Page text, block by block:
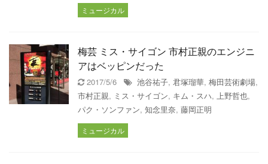
ミュージカル
梅芸 ミス・サイゴン 市村正親のエンジニ
アはベッピンだった
2017/5/6 池谷祐子, 君塚瑠華, 梅田芸術劇場,
市村正親, ミス・サイゴン, キム・スハ, 上野哲也,
パク・ソンファン, 知念里奈, 藤岡正明
ミュージカル